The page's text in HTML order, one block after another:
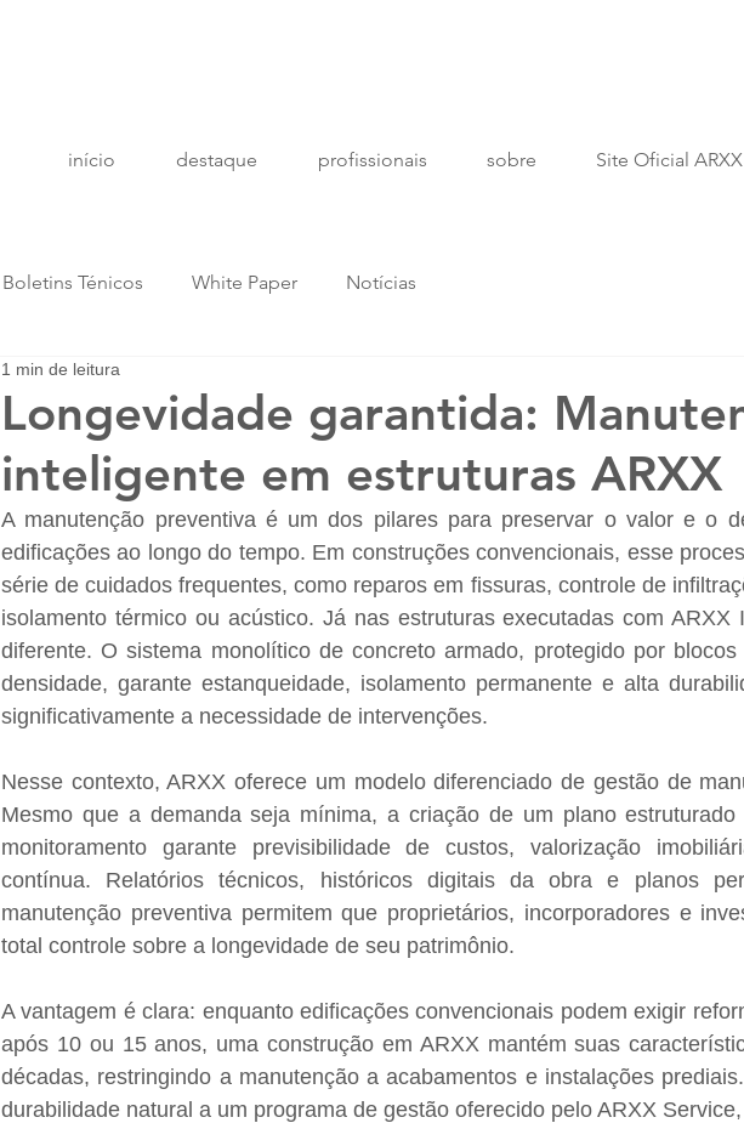
início destaque profissionais sobre Site Oficial ARXX
Boletins Ténicos White Paper Notícias
Longevidade garantida:
inteligente em estruturas ARXX
1 min de leitura
A manutenção preventiva é um dos pilares para preservar o valor e o
edificações ao longo do tempo. Em construções convencionais, esse
série de cuidados frequentes, como reparos em fissuras, controle de
isolamento térmico ou acústico. Já nas estruturas executadas com ARXX
diferente. O sistema monolítico de concreto armado, protegido por
densidade, garante estanqueidade, isolamento permanente e alta
significativamente a necessidade de intervenções.
Nesse contexto, ARXX oferece um modelo diferenciado de gestão de
Mesmo que a demanda seja mínima, a criação de um plano
monitoramento garante previsibilidade de custos, valorização
contínua. Relatórios técnicos, históricos digitais da obra e planos
manutenção preventiva permitem que proprietários, incorporadores e
total controle sobre a longevidade de seu patrimônio.
A vantagem é clara: enquanto edificações convencionais podem exigir
após 10 ou 15 anos, uma construção em ARXX mantém suas
décadas, restringindo a manutenção a acabamentos e instalações
durabilidade natural a um programa de gestão oferecido pelo ARXX